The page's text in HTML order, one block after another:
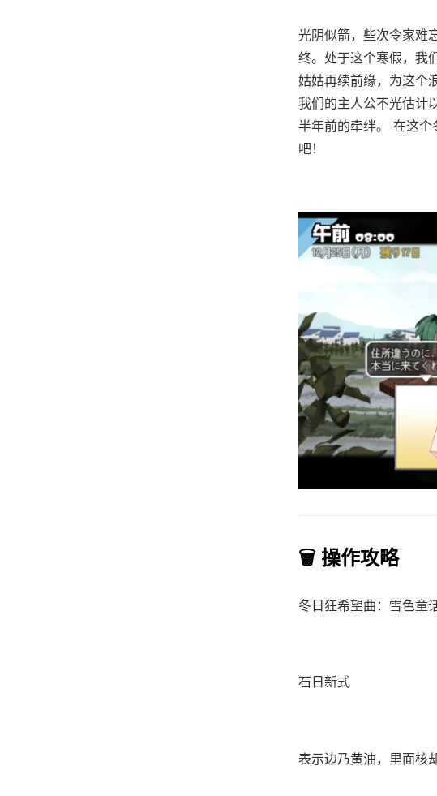
光阴似箭，些次令家难
终。处于这个寒假，我
姑姑再续前缘，为这个
我们的主人公不光估计
半年前的牵绊。 在这
吧！
🗑️ 操作攻略
冬日狂希望曲：雪色童
石日新式
表示边乃黄油，里面核